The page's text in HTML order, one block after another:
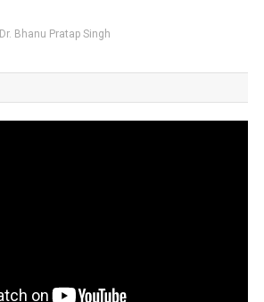
Dr. Bhanu Pratap Singh